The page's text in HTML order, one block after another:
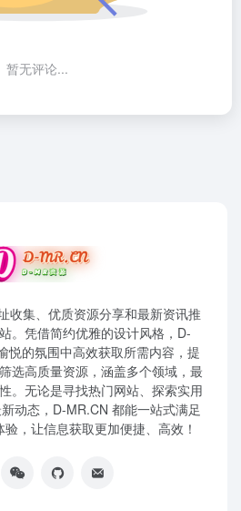
暂无评论...
收集、优质资源分享和最新资讯推
。凭借简约优雅的设计风格，D-
悦的氛围中高效获取所需内容，提
选高质量资源，涵盖多个领域，最
。无论是寻找热门网站、探索实用
动态，D-MR.CN 都能一站式满足
，让信息获取更加便捷、高效！